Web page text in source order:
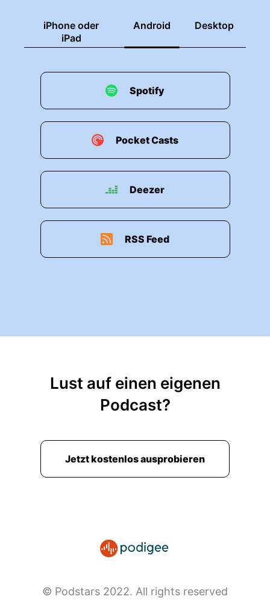
iPhone oder
iPad
Android Desktop
Spotify
Pocket Casts
Deezer
RSS Feed
Lust auf einen eigenen
Podcast?
Jetzt kostenlos ausprobieren
© Podstars 2022. All rights reserved